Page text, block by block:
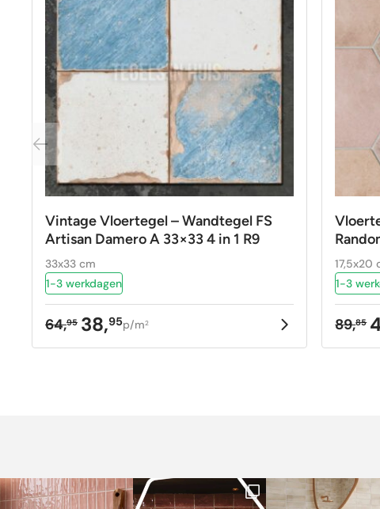
Vintage Vloertegel – Wandtegel FS
Artisan Damero A 33×33 4 in 1 R9
33x33 cm
1-3 werkdagen
64,95
Oorspronkelijke
prijs
38,95
Huidige
prijs
p/m2
17,5x20
1-3
89,85
prijs
prijs